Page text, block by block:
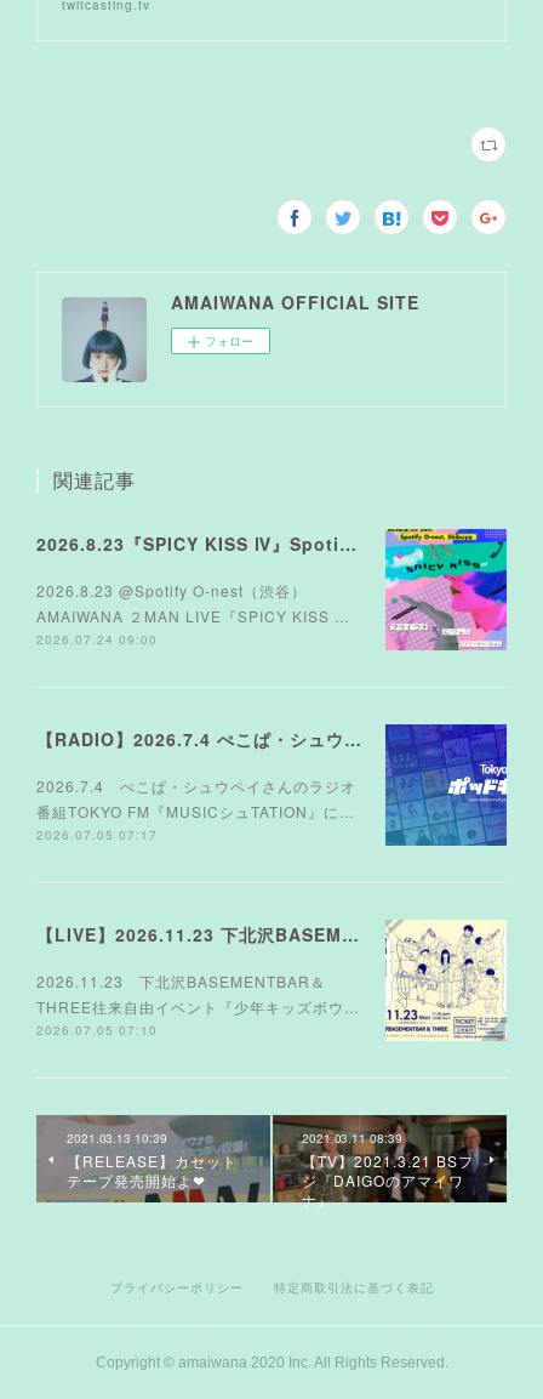
twitcasting.tv
AMAIWANA OFFICIAL SITE
フォロー
関連記事
2026.8.23『SPICY KISS Ⅳ』Spotify O-nest
2026.8.23 @Spotify O-nest（渋谷）
AMAIWANA ２MAN LIVE『SPICY KISS …
2026.07.24 09:00
【RADIO】2026.7.4 ぺこぱ・シュウペイさんのラジオ TOKYO FM『MUSICシュTATION』
2026.7.4 ぺこぱ・シュウペイさんのラジオ
番組TOKYO FM『MUSICシュTATION』に…
2026.07.05 07:17
【LIVE】2026.11.23 下北沢BASEMENTBAR＆THREE
2026.11.23 下北沢BASEMENTBAR＆
THREE往来自由イベント『少年キッズボウ…
2026.07.05 07:10
2021.03.13 10:39
【RELEASE】カセット
テープ発売開始よ❤︎
2021.03.11 08:39
【TV】2021.3.21 BSフ
ジ『DAIGOのアマイワ
ナ』
プライバシーポリシー 特定商取引法に基づく表記
Copyright © amaiwana 2020 Inc. All Rights Reserved.